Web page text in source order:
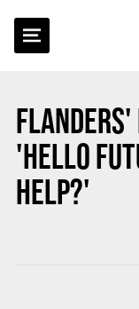
FLANDERS'
'HELLO
HELP?'
BACK TO